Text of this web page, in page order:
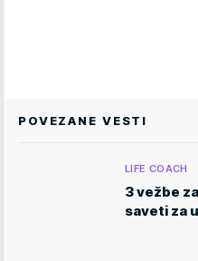
POVEZANE VESTI
LIFE COACH
3 vežbe
saveti za